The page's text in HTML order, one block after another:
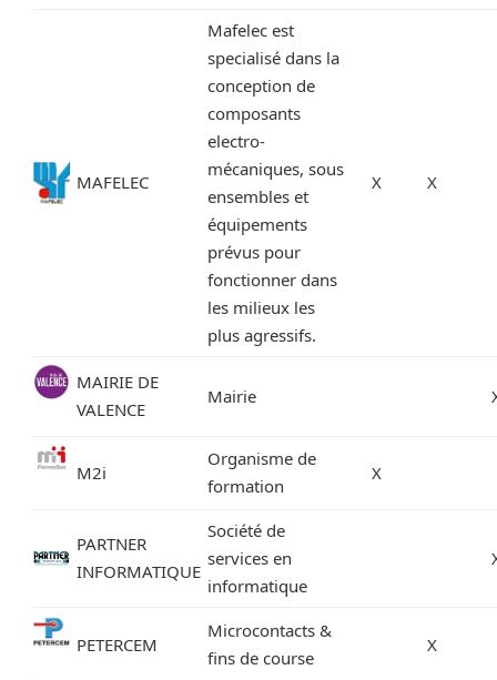
MAFELEC
Mafelec est
specialisé dans la
conception de
composants
electro-
mécaniques, sous
ensembles et
équipements
prévus pour
fonctionner dans
les milieux les
plus agressifs.
X X
MAIRIE DE
VALENCE
Mairie
M2i
Organisme de
formation
X
PARTNER
INFORMATIQUE
Société de
services en
informatique
PETERCEM
Microcontacts &
fins de course
X